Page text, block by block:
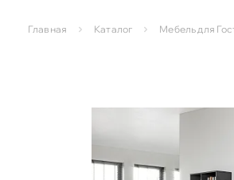
Главная Каталог Мебель для